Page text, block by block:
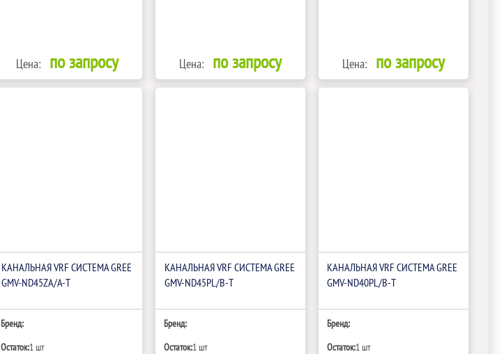
Цена: по запросу Цена: по запросу Цена: по запросу
КАНАЛЬНАЯ VRF СИСТЕМА GREE
GMV-ND45ZA/A-T
Бренд:
Остаток:1 шт
КАНАЛЬНАЯ VRF СИСТЕМА GREE
GMV-ND45PL/B-T
Бренд:
Остаток:1 шт
КАНАЛЬНАЯ VRF СИСТЕМА GREE
GMV-ND40PL/B-T
Бренд:
Остаток:1 шт